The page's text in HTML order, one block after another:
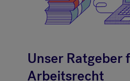
Unser Ratgeber
Arbeitsrecht